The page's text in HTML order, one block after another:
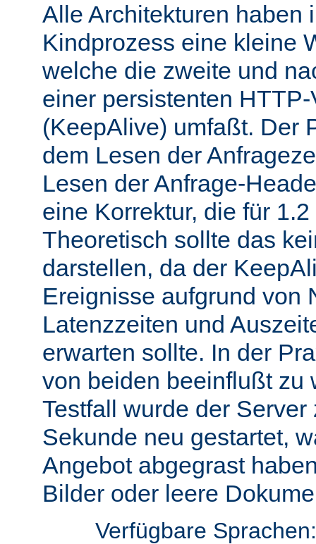
Alle Architekturen haben
Kindprozess eine kleine
welche die zweite und
einer persistenten
(KeepAlive) umfaßt. Der
dem Lesen der
Lesen der Anfrage-
eine Korrektur, die für
Theoretisch sollte das
darstellen, da der
Ereignisse aufgrund von
Latenzzeiten und
erwarten sollte. In der
von beiden beeinflußt zu
Testfall wurde der
Sekunde neu gestartet,
Angebot abgegrast
Bilder oder leere
Verfügbare